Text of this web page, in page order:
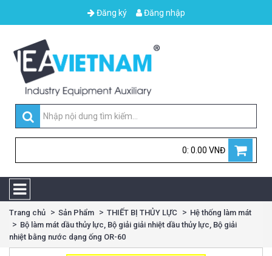
Đăng ký Đăng nhập
0: 0.00 VNĐ
Trang chủ Sản Phẩm THIẾT BỊ THỦY LỰC
Hệ thống làm mát
Bộ làm mát dầu thủy lực, Bộ giải giải nhiệt dầu thủy lực, Bộ giải
nhiệt bằng nước dạng ống OR-60